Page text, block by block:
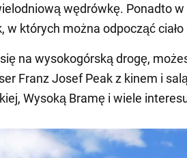
wędrówkę. Ponadto
w których można odpocząć ciało
na wysokogórską drogę,
Franz Josef Peak z kinem i
Wysoką Bramę i wiele